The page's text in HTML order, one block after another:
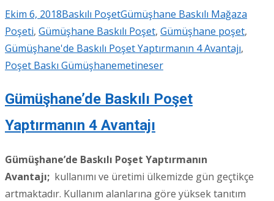
Ekim 6, 2018Baskılı PoşetGümüşhane Baskılı Mağaza
Poşeti, Gümüşhane Baskılı Poşet, Gümüşhane poşet,
Gümüşhane'de Baskılı Poşet Yaptırmanın 4 Avantajı,
Poşet Baskı Gümüşhanemetineser
Gümüşhane’de Baskılı Poşet
Yaptırmanın 4 Avantajı
Gümüşhane’de Baskılı Poşet Yaptırmanın
Avantajı; kullanımı ve üretimi ülkemizde gün geçtikçe
artmaktadır. Kullanım alanlarına göre yüksek tanıtım